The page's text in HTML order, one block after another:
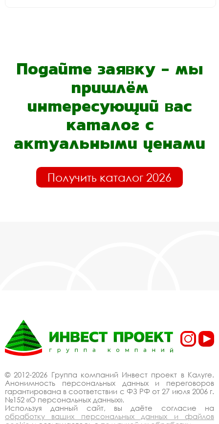
Подайте заявку - мы
пришлём
интересующий вас
каталог с
актуальными ценами
Получить каталог 2026
© 2012-2026 Группа компаний Инвест проект в Калуге.
Анонимность персональных данных и переговоров
гарантирована в соответствии с ФЗ РФ от 27 июля 2006 г.
№152 «О персональных данных».
Используя данный сайт, вы даёте согласие на
обработку ваших персональных данных и файлов